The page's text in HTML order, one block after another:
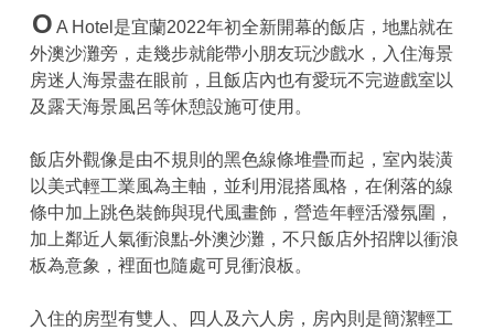
O A Hotel是宜蘭2022年初全新開幕的飯店，地點就在
外澳沙灘旁，走幾步就能帶小朋友玩沙戲水，入住海景
房迷人海景盡在眼前，且飯店內也有愛玩不完遊戲室以
及露天海景風呂等休憩設施可使用。
飯店外觀像是由不規則的黑色線條堆疊而起，室內裝潢
以美式輕工業風為主軸，並利用混搭風格，在俐落的線
條中加上跳色裝飾與現代風畫飾，營造年輕活潑氛圍，
加上鄰近人氣衝浪點-外澳沙灘，不只飯店外招牌以衝浪
板為意象，裡面也隨處可見衝浪板。
入住的房型有雙人、四人及六人房，房內則是簡潔輕工